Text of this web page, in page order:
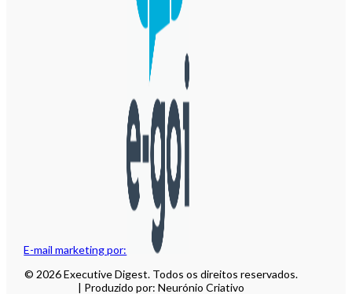
E-mail marketing por:
© 2026 Executive Digest. Todos os direitos reservados.
| Produzido por: Neurónio Criativo